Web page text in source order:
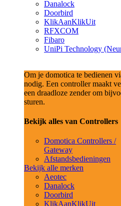
Danalock
Doorbird
KlikAanKlikUit
RFXCOM
Fibaro
UniPi Technology
Om je domotica te bedienen
nodig. Een controller maakt
een draadloze zender om
sturen.
Bekijk alles van Controllers
Domotica Controllers /
Gateway
Afstandsbedieningen
Bekijk alle merken
Aeotec
Danalock
Doorbird
KlikAanKlikUit